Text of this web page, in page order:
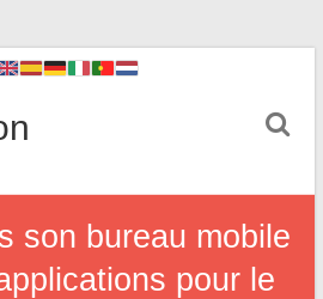
son bureau mobile
pour le